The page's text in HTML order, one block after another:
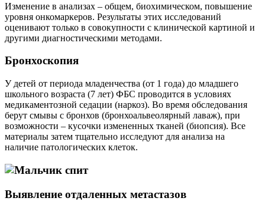
Изменение в анализах – общем, биохимическом, повышение
уровня онкомаркеров. Результаты этих исследований
оценивают только в совокупности с клинической картиной и
другими диагностическими методами.
Бронхоскопия
У детей от периода младенчества (от 1 года) до младшего
школьного возраста (7 лет) ФБС проводится в условиях
медикаментозной седации (наркоз). Во время обследования
берут смывы с бронхов (бронхоальвеолярный лаваж), при
возможности – кусочки измененных тканей (биопсия). Все
материалы затем тщательно исследуют для анализа на
наличие патологических клеток.
Выявление отдаленных метастазов